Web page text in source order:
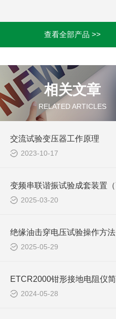
查看全部产品 >>
相关文章
RELATED ARTICLES
交流试验变压器工作原理
2023-10-17
2025-03-20
绝缘油击穿电压试验操作方法
2025-05-29
2024-05-28